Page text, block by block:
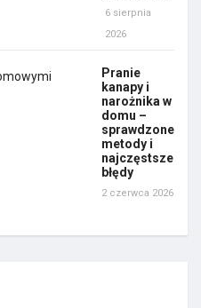
6 sierpnia
2026
Pranie
kanapy i
narożnika w
domu –
sprawdzone
metody i
najczęstsze
błędy
2 czerwca 2026